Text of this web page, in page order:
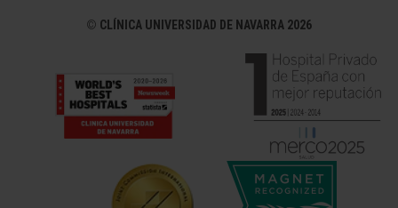
© CLÍNICA UNIVERSIDAD DE NAVARRA 2026